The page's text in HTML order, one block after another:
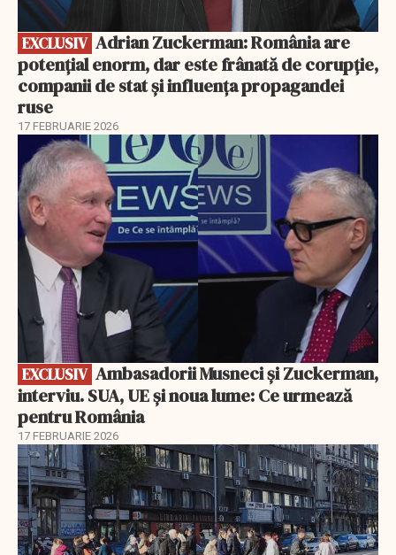
EXCLUSIV
potențial enorm, dar este frânată de corupție,
companii de stat și influența propagandei
ruse
17 FEBRUARIE 2026
EXCLUSIV
EXCLUSIV
interviu. SUA, UE și noua lume: Ce urmează
pentru România
17 FEBRUARIE 2026